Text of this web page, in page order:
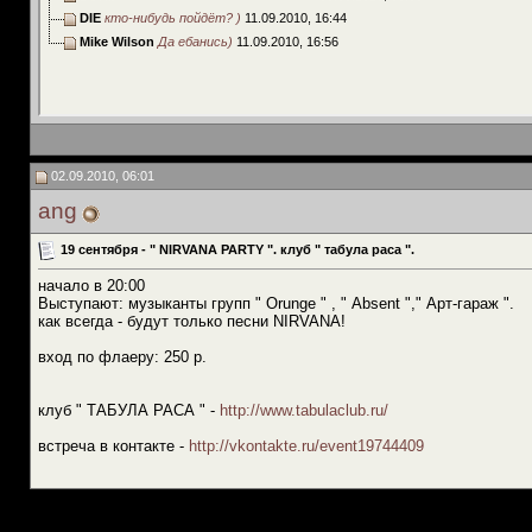
DIE кто-нибудь пойдёт? ) 11.09.2010, 16:44
Mike Wilson Да ебанись) 11.09.2010, 16:56
02.09.2010, 06:01
ang
19 сентября - " NIRVANA PARTY ". клуб " табула раса ".
начало в 20:00
Выступают: музыканты групп " Оrunge " , " Аbsent "," Арт-гараж ".
как всегда - будут только песни NIRVANA!
вход по флаеру: 250 р.
клуб " ТАБУЛА РАСА " - http://www.tabulaclub.ru/
встреча в контакте - http://vkontakte.ru/event19744409